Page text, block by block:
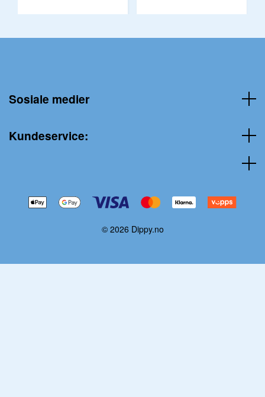
Sosiale medier
Kundeservice:
© 2026 Dippy.no